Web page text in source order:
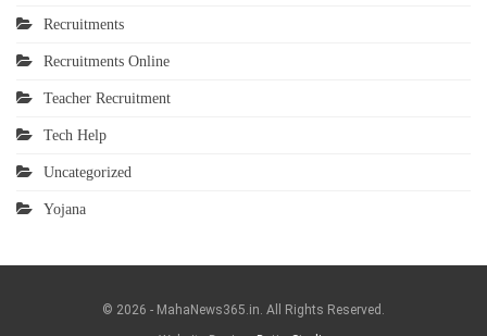
Recruitments
Recruitments Online
Teacher Recruitment
Tech Help
Uncategorized
Yojana
© 2026 - MahaNews365.in. All Rights Reserved.